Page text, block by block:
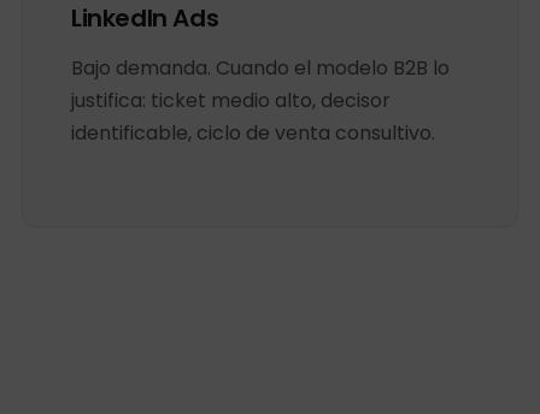
LinkedIn Ads
Bajo demanda. Cuando el modelo B2B lo
justifica: ticket medio alto, decisor
identificable, ciclo de venta consultivo.